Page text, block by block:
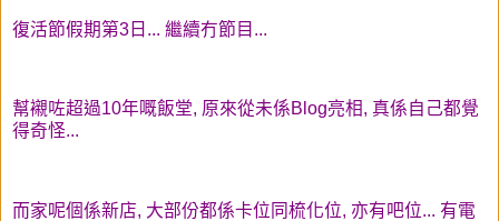
復活節假期第3日... 繼續冇節目...
幫襯咗超過10年嘅飯堂, 原來從未係Blog亮相, 真係自己都覺
得奇怪...
而家呢個係新店, 大部份都係卡位同梳化位, 亦有吧位... 有電